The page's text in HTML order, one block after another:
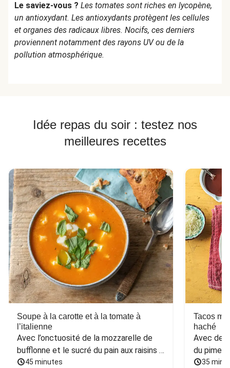
Le saviez-vous ? Les tomates sont riches en lycopène,
un antioxydant. Les antioxydants protègent les cellules
et organes des radicaux libres. Nocifs, ces derniers
proviennent notamment des rayons UV ou de la
pollution atmosphérique.
Idée repas du soir : testez nos
meilleures recettes
Soupe à la carotte et à la tomate à
l’italienne
Avec l’onctuosité de la mozzarelle de
bufflonne et le sucré du pain aux raisins
et aux noix
45 minutes
Tacos
haché
Avec des
du
35